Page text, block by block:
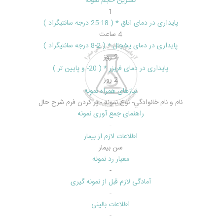
1
پایداری در دمای اتاق * ( 18-25 درجه سانتیگراد )
4 ساعت
پایداری در دمای یخچال * ( 2-8 درجه سانتیگراد )
2 روز
پایداری در دمای فریزر * ( 20- و پایین تر )
2 روز
نیازهای همراه نمونه
نام و نام خانوادگي- نوع نمونه - پر کردن فرم شرح حال
راهنمای جمع آوری نمونه
-
اطلاعات لازم از بیمار
سن بيمار
معیار رد نمونه
-
آمادگی لازم قبل از نمونه گیری
-
اطلاعات بالینی
-